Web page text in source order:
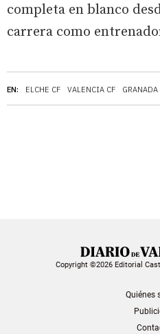
EN: ELCHE CF VALENCIA CF GRANADA
completa en blanco
carrera como
Copyright ©2026 Editorial
Quiénes